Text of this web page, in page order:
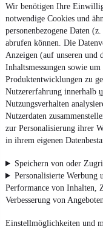
Wir benötigen Ihre
notwendige Cookies und
personenbezogene Daten
abrufen können. Die
Anzeigen (auf unseren und
Inhaltsmessungen sowie
Produktentwicklungen zu
Nutzererfahrung innerhalb
Nutzungsverhalten
Nutzerdaten
zur Personalisierung ihrer
in ihrem eigenen
Speichern von oder
Personalisierte Werbung
Performance von Inhalten,
Verbesserung von
Einstellmöglichkeiten und
¹MwSt. ausweisbar
Nutze